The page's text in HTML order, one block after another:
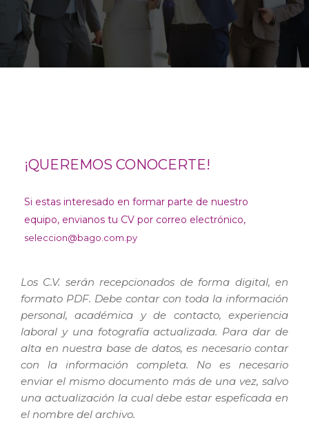
¡QUEREMOS CONOCERTE!
Si estas interesado en formar parte de nuestro
equipo, envianos tu CV por correo electrónico,
seleccion@bago.com.py
Los C.V. serán recepcionados de forma digital, en
formato PDF. Debe contar con toda la información
personal, académica y de contacto, experiencia
laboral y una fotografía actualizada. Para dar de
alta en nuestra base de datos, es necesario contar
con la información completa. No es necesario
enviar el mismo documento más de una vez, salvo
una actualización la cual debe estar espeficada en
el nombre del archivo.